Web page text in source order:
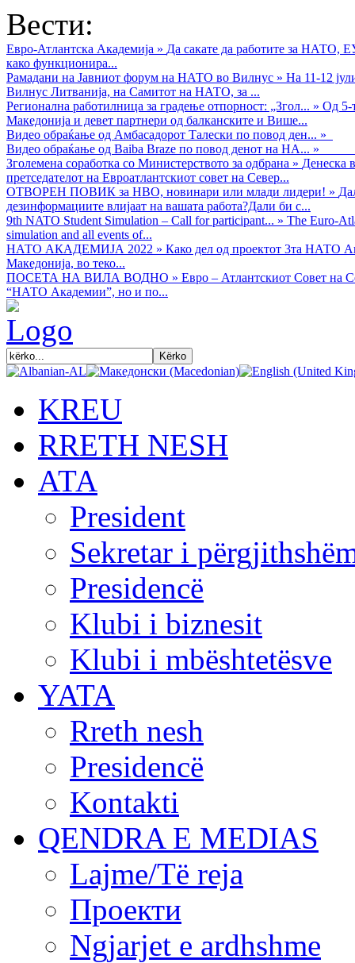
Вести:
Евро-Атлантска Академија » Да сакате да работите за НАТО,
како функционира...
Рамадани на Јавниот форум на НАТО во Вилнус » На 11-12
Вилнус Литванија, на Самитот на НАТО, за ...
Регионална работилница за градење отпорност: „Згол... » Од 5-
Македонија и девет партнери од балканските и Више...
Видео обраќањe од Амбасадорот Талески по повод ден... »
Видео обраќање од Baiba Braze по повод денот на НА... »
Зголемена соработка со Министерството за одбрана » Денеска
претседателот на Евроатлантскиот совет на Север...
ОТВОРЕН ПОВИК за НВО, новинари или млади лидери! »
дезинформациите влијаат на вашата работа?Дали би с...
9th NATO Student Simulation – Call for participant... » The Euro-
simulation and all events of...
НАТО АКАДЕМИЈА 2022 » Како дел од проектот 3та НАТО
Македонија, во теко...
ПОСЕТА НА ВИЛА ВОДНО » Евро – Атлантскиот Совет на
“НАТО Академии”, но и по...
KREU
RRETH NESH
АТА
President
Sekretar i
Presidencë
Klubi i biznesit
Klubi i mbështetësve
YATA
Rreth nesh
Presidencë
Kontakti
QENDRA E MEDIAS
Lajme/Të reja
Проекти
Ngjarjet e ardhshme